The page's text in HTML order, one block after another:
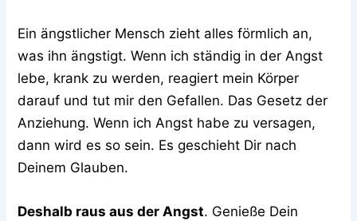
Ein ängstlicher Mensch zieht alles förmlich an,
was ihn ängstigt. Wenn ich ständig in der Angst
lebe, krank zu werden, reagiert mein Körper
darauf und tut mir den Gefallen. Das Gesetz der
Anziehung. Wenn ich Angst habe zu versagen,
dann wird es so sein. Es geschieht Dir nach
Deinem Glauben.
Deshalb raus aus der Angst. Genieße Dein